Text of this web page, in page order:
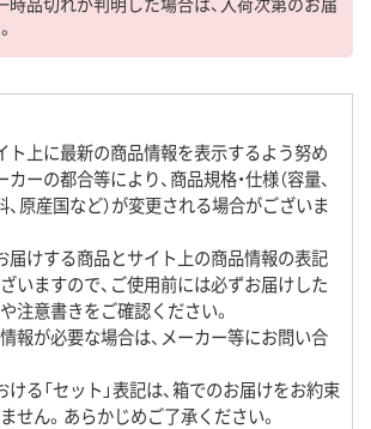
ト上に最新の商品情報を表示するよう努め
ーの都合等により、商品規格・仕様（容量、
、原産国など）が変更される場合がございま
届けする商品とサイト上の商品情報の表記
いますので、ご使用前には必ずお届けした
注意書きをご確認ください。
報が必要な場合は、メーカー等にお問い合
ける「セット」表記は、箱でのお届けをお約束
せん。あらかじめご了承ください。